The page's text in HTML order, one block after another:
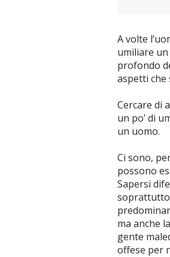
A volte
umiliare
profondo
aspetti che
Cercare di
un po’ di
un uomo.
Ci sono,
possono
Sapersi
soprattutto
ma anche
gente
offese per